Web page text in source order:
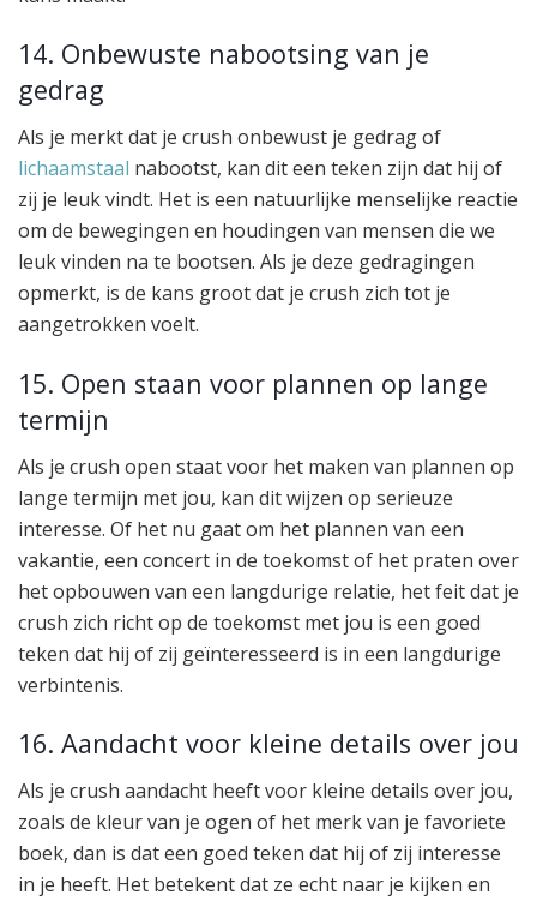
14. Onbewuste nabootsing van je
gedrag
Als je merkt dat je crush onbewust je gedrag of
lichaamstaal nabootst, kan dit een teken zijn dat hij of
zij je leuk vindt. Het is een natuurlijke menselijke reactie
om de bewegingen en houdingen van mensen die we
leuk vinden na te bootsen. Als je deze gedragingen
opmerkt, is de kans groot dat je crush zich tot je
aangetrokken voelt.
15. Open staan voor plannen op lange
termijn
Als je crush open staat voor het maken van plannen op
lange termijn met jou, kan dit wijzen op serieuze
interesse. Of het nu gaat om het plannen van een
vakantie, een concert in de toekomst of het praten over
het opbouwen van een langdurige relatie, het feit dat je
crush zich richt op de toekomst met jou is een goed
teken dat hij of zij geïnteresseerd is in een langdurige
verbintenis.
16. Aandacht voor kleine details over jou
Als je crush aandacht heeft voor kleine details over jou,
zoals de kleur van je ogen of het merk van je favoriete
boek, dan is dat een goed teken dat hij of zij interesse
in je heeft. Het betekent dat ze echt naar je kijken en